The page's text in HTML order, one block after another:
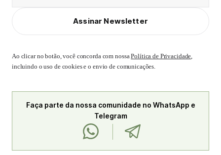
Assinar Newsletter
Ao clicar no botão, você concorda com nossaPolítica de Privacidade,
incluindo o uso de cookies e o envio de comunicações.
Faça parte da nossa comunidade no WhatsApp e
Telegram